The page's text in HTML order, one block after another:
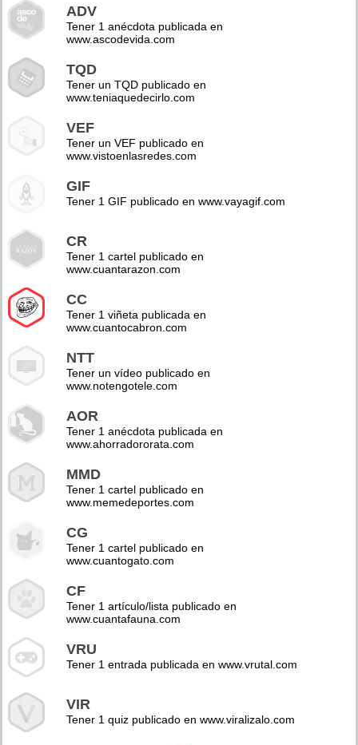
ADV
Tener 1 anécdota publicada en
www.ascodevida.com
TQD
Tener un TQD publicado en
www.teniaquedecirlo.com
VEF
Tener un VEF publicado en
www.vistoenlasredes.com
GIF
Tener 1 GIF publicado en www.vayagif.com
CR
Tener 1 cartel publicado en
www.cuantarazon.com
CC
Tener 1 viñeta publicada en
www.cuantocabron.com
NTT
Tener un vídeo publicado en
www.notengotele.com
AOR
Tener 1 anécdota publicada en
www.ahorradororata.com
MMD
Tener 1 cartel publicado en
www.memedeportes.com
CG
Tener 1 cartel publicado en
www.cuantogato.com
CF
Tener 1 artículo/lista publicado en
www.cuantafauna.com
VRU
Tener 1 entrada publicada en www.vrutal.com
VIR
Tener 1 quiz publicado en www.viralizalo.com